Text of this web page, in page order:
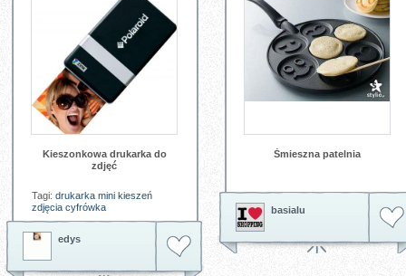
Kieszonkowa drukarka do
zdjęć
Tagi: drukarka mini kieszeń
zdjęcia cyfrówka
edys
Śmieszna patelnia
basialu